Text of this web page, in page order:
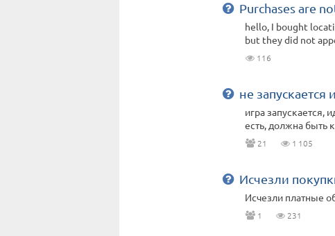
Purchases are
hello, I bought
but they did not
116
не запускается
игра запускается,
есть, должна быть
21 1 105
Исчезли
Исчезли платные
1 231